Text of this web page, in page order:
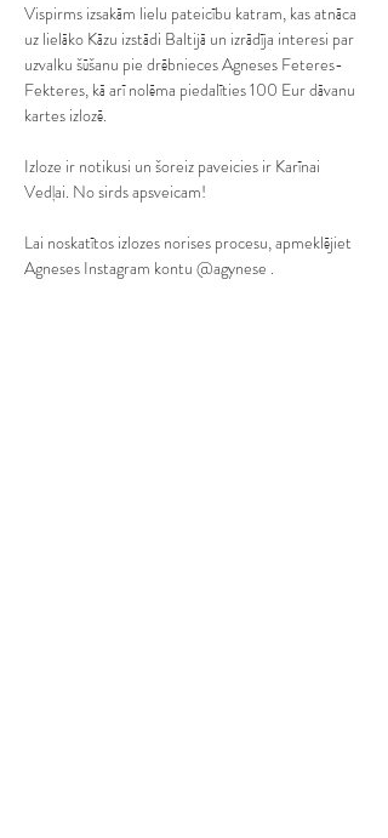
Vispirms izsakām lielu pateicību katram, kas atnāca
uz lielāko Kāzu izstādi Baltijā un izrādīja interesi par
uzvalku šūšanu pie drēbnieces Agneses Feteres-
Fekteres, kā arī nolēma piedalīties 100 Eur dāvanu
kartes izlozē.
Izloze ir notikusi un šoreiz paveicies ir Karīnai
Vedļai. No sirds apsveicam!
Lai noskatītos izlozes norises procesu, apmeklējiet
Agneses Instagram kontu @agynese .